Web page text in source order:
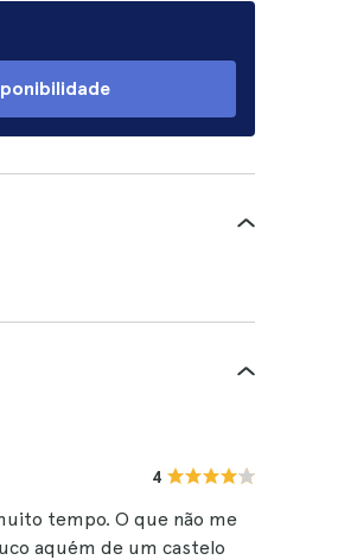
4
tempo. O que não me
aquém de um castelo